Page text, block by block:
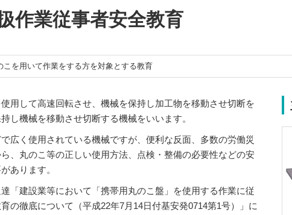
作業従事者安全教育
こを用いて作業をする方を対象とする教育
用して高速回転させ、機械を保持し加工物を移動させ切断を
し機械を移動させ切断する機械をいいます。
広く使用されている機械ですが、便利な反面、多数の労働災
、丸のこ等の正しい使用方法、点検・整備の必要性などの安
あります。
「建設業等において「携帯用丸のこ盤」を使用する作業に従
の徹底について（平成22年7月14日付基安発0714第1号）」に